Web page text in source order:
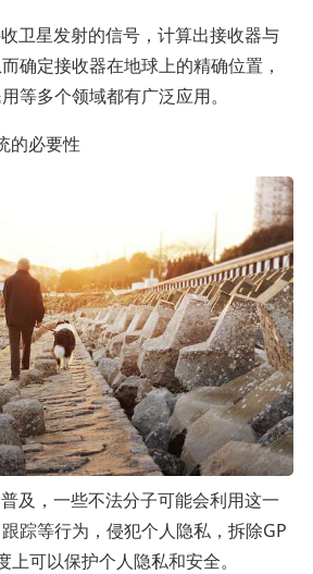
卫星发射的信号，计算出接收器与
确定接收器在地球上的精确位置，
等多个领域都有广泛应用。
的必要性
及，一些不法分子可能会利用这一
踪等行为，侵犯个人隐私，拆除GP
上可以保护个人隐私和安全。